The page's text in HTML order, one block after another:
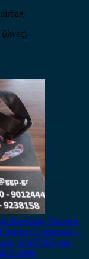
Κρούσης Peugeot
C4 (picasso –
B507743) και
2008